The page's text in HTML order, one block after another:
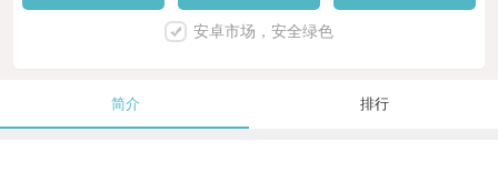
安卓市场，安全绿色
简介 排行